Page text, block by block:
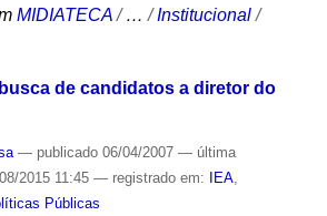
MIDIATECA /…/Institucional /
de candidatos a diretor do
— publicado06/04/2007 — última
2015 11:45 — registrado em: IEA,
Públicas